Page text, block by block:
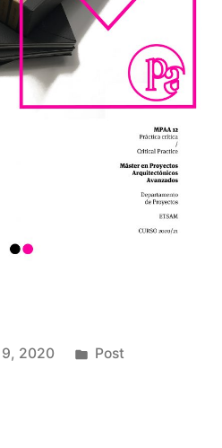
2020
Publicado
Post